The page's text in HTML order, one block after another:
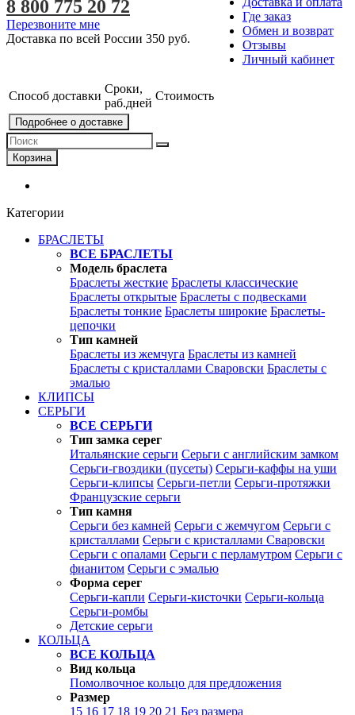
Где заказ
Обмен и возврат
Отзывы
Личный кабинет
8 800 775 20 72
Перезвоните мне
Доставка по всей России 350 руб.
Способ доставки
Сроки,
раб.дней
Стоимость
Подробнее о доставке
Корзина
Категории
БРАСЛЕТЫ
ВСЕ БРАСЛЕТЫ
Модель браслета
Браслеты жесткие Браслеты классические
Браслеты открытые Браслеты с подвесками
Браслеты тонкие Браслеты широкие Браслеты-
цепочки
Тип камней
Браслеты из жемчуга Браслеты из камней
Браслеты с кристаллами Сваровски Браслеты с
эмалью
КЛИПСЫ
СЕРЬГИ
ВСЕ СЕРЬГИ
Тип замка серег
Итальянские серьги Серьги с английским замком
Серьги-гвоздики (пусеты) Серьги-каффы на уши
Серьги-клипсы Серьги-петли Серьги-протяжки
Французские серьги
Тип камня
Серьги без камней Серьги с жемчугом Серьги с
кристаллами Серьги с кристаллами Сваровски
Серьги с опалами Серьги с перламутром Серьги с
фианитом Серьги с эмалью
Форма серег
Серьги-капли Серьги-кисточки Серьги-кольца
Серьги-ромбы
Детские серьги
КОЛЬЦА
ВСЕ КОЛЬЦА
Вид кольца
Помолвочное кольцо для предложения
Размер
15 16 17 18 19 20 21 Без размера